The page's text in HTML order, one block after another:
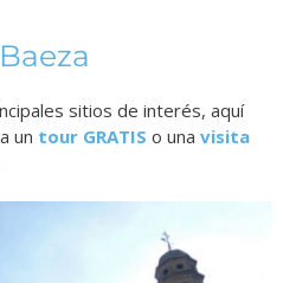
sitios de interés, aquí
un tour GRATIS o una visita